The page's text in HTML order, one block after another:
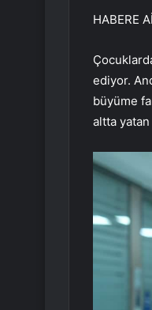
HABERE
ediyor.
büyüme
altta